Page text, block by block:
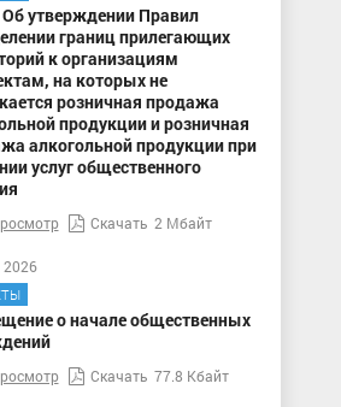
утверждении Правил
границ прилегающих
к организациям
на которых не
розничная продажа
продукции и розничная
алкогольной продукции при
услуг общественного
Скачать 2 Мбайт
о начале общественных
Скачать 77.8 Кбайт